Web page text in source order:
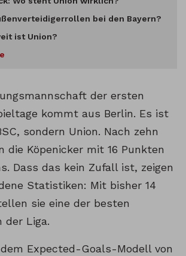
bei den Bayern?
ist Union?
der ersten
kommt aus Berlin. Es ist
sondern Union. Nach zehn
die Köpenicker mit 16 Punkten
Dass das kein Zufall ist, zeigen
Statistiken: Mit bisher 14
sie eine der besten
der Liga.
Expected-Goals-Modell von